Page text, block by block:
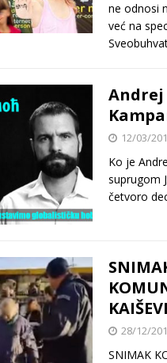
ne odnosi
već na
Andrej
12/03/
Ko je
suprugom
četvoro
28/12/
SNIMAK